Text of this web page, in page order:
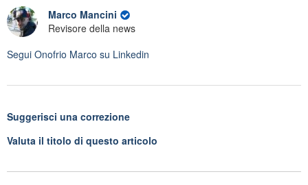
Marco Mancini
Revisore della news
Segui Onofrio Marco su Linkedin
Suggerisci una correzione
Valuta il titolo di questo articolo